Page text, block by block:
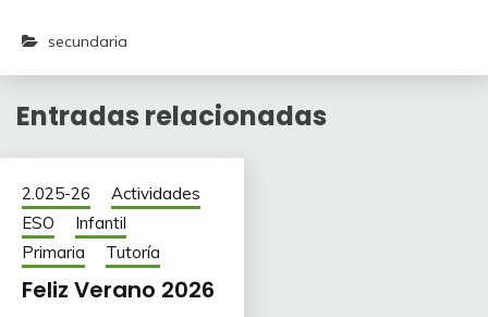
secundaria
Entradas relacionadas
2.025-26
Actividades
ESO
Infantil
Primaria
Tutoría
Feliz Verano 2026